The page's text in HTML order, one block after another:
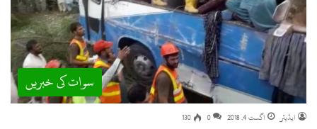
سوات کی خبریں
ایڈیٹر اگست 4, 2018 0
130